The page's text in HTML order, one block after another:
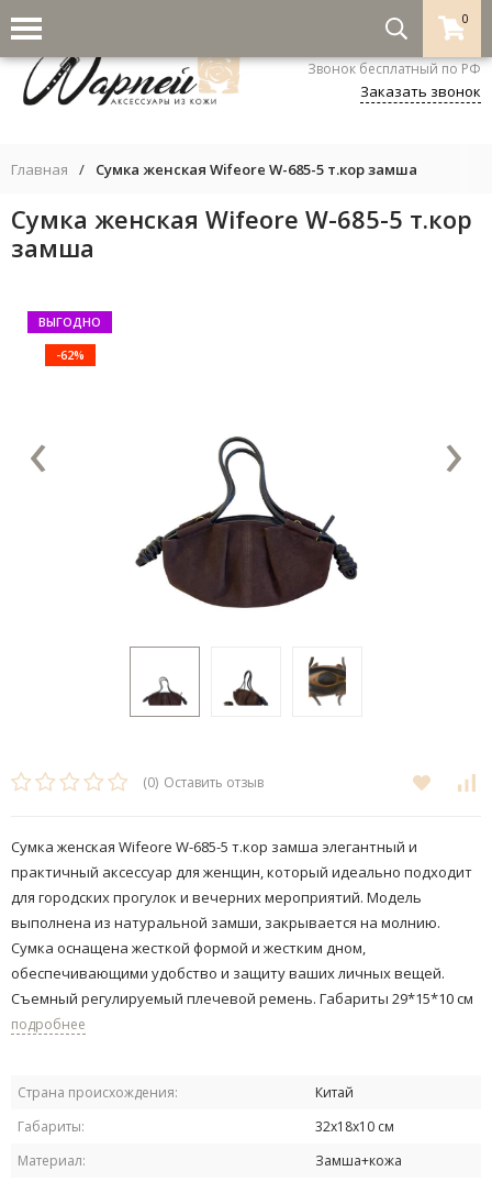
0
8-800-333-5530
Звонок бесплатный по РФ
Заказать звонок
Главная / Сумка женская Wifeore W-685-5 т.кор замша
Сумка женская Wifeore W-685-5 т.кор
замша
ВЫГОДНО
-62%
‹ ›
(0) Оставить отзыв
Сумка женская Wifeore W-685-5 т.кор замша элегантный и
практичный аксессуар для женщин, который идеально подходит
для городских прогулок и вечерних мероприятий. Модель
выполнена из натуральной замши, закрывается на молнию.
Сумка оснащена жесткой формой и жестким дном,
обеспечивающими удобство и защиту ваших личных вещей.
Съемный регулируемый плечевой ремень. Габариты 29*15*10 см
подробнее
Страна происхождения:
Китай
Габариты:
32х18х10 см
Материал:
Замша+кожа